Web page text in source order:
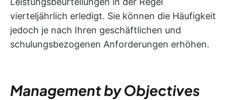
vierteljährlich erledigt. Sie können die Häufigkeit
jedoch je nach Ihren geschäftlichen und
schulungsbezogenen Anforderungen erhöhen.
Management by Objectives